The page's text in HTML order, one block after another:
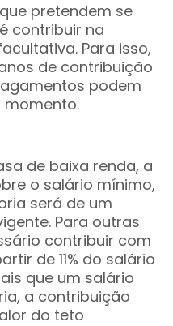
pretendem se
contribuir na
Para isso,
de contribuição
podem
momento.
de baixa renda, a
o salário mínimo,
será de um
Para outras
contribuir com
de 11% do salário
que um salário
a contribuição
do teto